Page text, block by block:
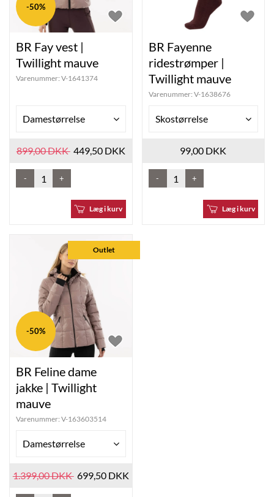
-50%
BR Fay vest |
Twillight mauve
Varenummer: V-1641374
Damestørrelse
899,00 DKK 449,50 DKK
- +
Læg i kurv
BR Fayenne
ridestrømper |
Twillight mauve
Varenummer: V-1638676
Skostørrelse
99,00 DKK
- +
Læg i kurv
-50%
BR Feline dame
jakke | Twillight
mauve
Varenummer: V-163603514
Damestørrelse
Outlet
1.399,00 DKK 699,50 DKK